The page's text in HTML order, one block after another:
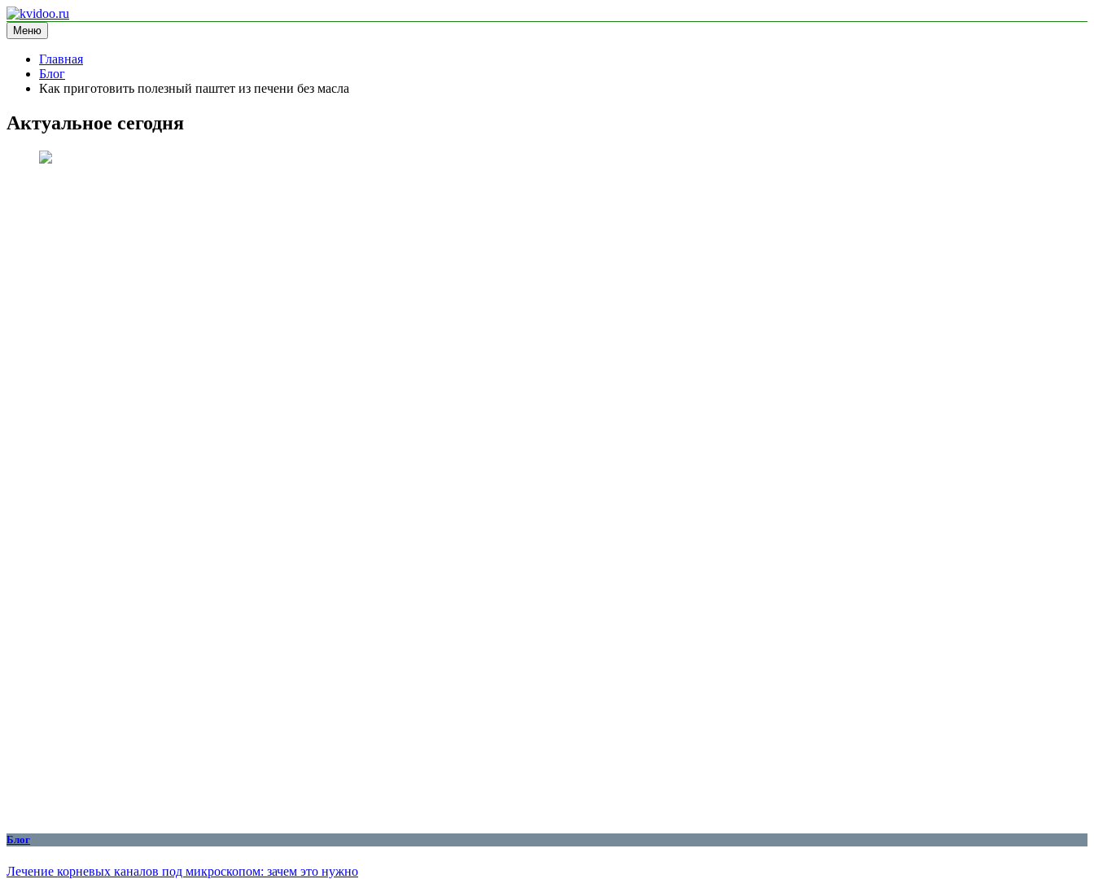
Перейти
к
содержимому
kvidoo.ru
блог про здоровье
Меню
Главная
Блог
Как приготовить полезный паштет из печени без масла
Актуальное сегодня
Блог
Лечение корневых каналов под микроскопом: зачем это нужно